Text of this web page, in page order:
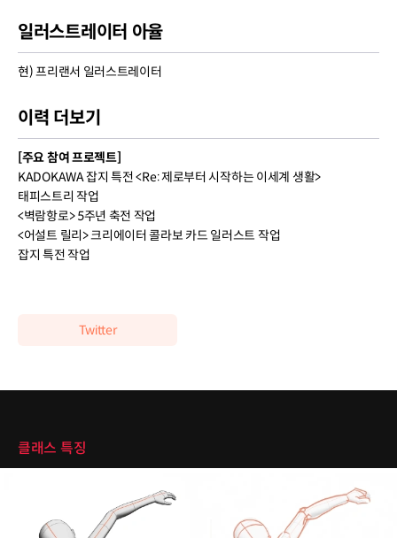
일러스트레이터 아율
현) 프리랜서 일러스트레이터
이력 더보기
[주요 참여 프로젝트]
KADOKAWA 잡지 특전 <Re: 제로부터 시작하는 이세계 생활>
태피스트리 작업
<벽람항로> 5주년 축전 작업
<어설트 릴리> 크리에이터 콜라보 카드 일러스트 작업
잡지 특전 작업
Twitter
클래스 특징